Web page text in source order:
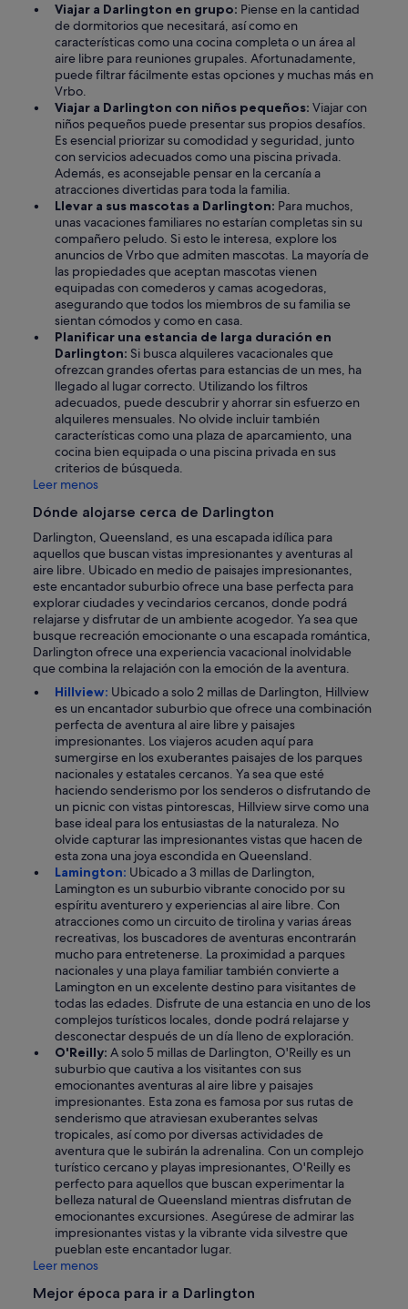
Viajar a Darlington en grupo: Piense en la cantidad
de dormitorios que necesitará, así como en
características como una cocina completa o un área al
aire libre para reuniones grupales. Afortunadamente,
puede filtrar fácilmente estas opciones y muchas más en
Vrbo.
Viajar a Darlington con niños pequeños: Viajar con
niños pequeños puede presentar sus propios desafíos.
Es esencial priorizar su comodidad y seguridad, junto
con servicios adecuados como una piscina privada.
Además, es aconsejable pensar en la cercanía a
atracciones divertidas para toda la familia.
Llevar a sus mascotas a Darlington: Para muchos,
unas vacaciones familiares no estarían completas sin su
compañero peludo. Si esto le interesa, explore los
anuncios de Vrbo que admiten mascotas. La mayoría de
las propiedades que aceptan mascotas vienen
equipadas con comederos y camas acogedoras,
asegurando que todos los miembros de su familia se
sientan cómodos y como en casa.
Planificar una estancia de larga duración en
Darlington: Si busca alquileres vacacionales que
ofrezcan grandes ofertas para estancias de un mes, ha
llegado al lugar correcto. Utilizando los filtros
adecuados, puede descubrir y ahorrar sin esfuerzo en
alquileres mensuales. No olvide incluir también
características como una plaza de aparcamiento, una
cocina bien equipada o una piscina privada en sus
criterios de búsqueda.
Leer menos
Dónde alojarse cerca de Darlington
Darlington, Queensland, es una escapada idílica para
aquellos que buscan vistas impresionantes y aventuras al
aire libre. Ubicado en medio de paisajes impresionantes,
este encantador suburbio ofrece una base perfecta para
explorar ciudades y vecindarios cercanos, donde podrá
relajarse y disfrutar de un ambiente acogedor. Ya sea que
busque recreación emocionante o una escapada romántica,
Darlington ofrece una experiencia vacacional inolvidable
que combina la relajación con la emoción de la aventura.
Hillview: Ubicado a solo 2 millas de Darlington, Hillview
es un encantador suburbio que ofrece una combinación
perfecta de aventura al aire libre y paisajes
impresionantes. Los viajeros acuden aquí para
sumergirse en los exuberantes paisajes de los parques
nacionales y estatales cercanos. Ya sea que esté
haciendo senderismo por los senderos o disfrutando de
un picnic con vistas pintorescas, Hillview sirve como una
base ideal para los entusiastas de la naturaleza. No
olvide capturar las impresionantes vistas que hacen de
esta zona una joya escondida en Queensland.
Lamington: Ubicado a 3 millas de Darlington,
Lamington es un suburbio vibrante conocido por su
espíritu aventurero y experiencias al aire libre. Con
atracciones como un circuito de tirolina y varias áreas
recreativas, los buscadores de aventuras encontrarán
mucho para entretenerse. La proximidad a parques
nacionales y una playa familiar también convierte a
Lamington en un excelente destino para visitantes de
todas las edades. Disfrute de una estancia en uno de los
complejos turísticos locales, donde podrá relajarse y
desconectar después de un día lleno de exploración.
O'Reilly: A solo 5 millas de Darlington, O'Reilly es un
suburbio que cautiva a los visitantes con sus
emocionantes aventuras al aire libre y paisajes
impresionantes. Esta zona es famosa por sus rutas de
senderismo que atraviesan exuberantes selvas
tropicales, así como por diversas actividades de
aventura que le subirán la adrenalina. Con un complejo
turístico cercano y playas impresionantes, O'Reilly es
perfecto para aquellos que buscan experimentar la
belleza natural de Queensland mientras disfrutan de
emocionantes excursiones. Asegúrese de admirar las
impresionantes vistas y la vibrante vida silvestre que
pueblan este encantador lugar.
Leer menos
Mejor época para ir a Darlington